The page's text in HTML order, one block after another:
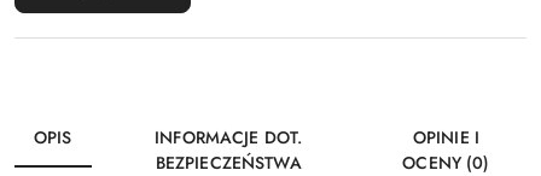
OPIS
INFORMACJE DOT.
BEZPIECZEŃSTWA
OPINIE I
OCENY (0)